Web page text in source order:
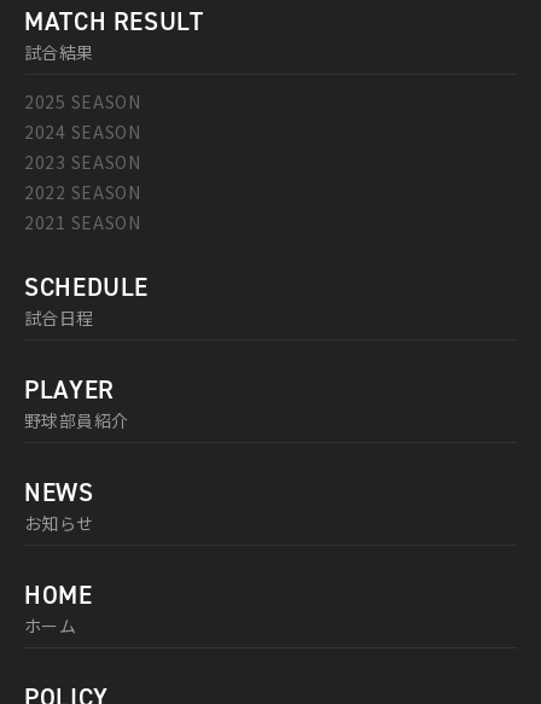
MATCH RESULT
試合結果
2025 SEASON
2024 SEASON
2023 SEASON
2022 SEASON
2021 SEASON
SCHEDULE
試合日程
PLAYER
野球部員紹介
NEWS
お知らせ
HOME
ホーム